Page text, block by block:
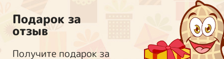
Подарок за
отзыв
Получите подарок за